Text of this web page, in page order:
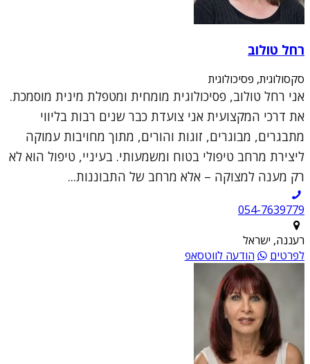
רחל טולוב
סקסולוגית, פסיכולוגית
אני רחל טולוב, פסיכולוגית מומחית ומטפלת מינית מוסמכת.
את דרכי המקצועית אני צועדת כבר שנים רבות בליווי
מתבגרים, מבוגרים, זוגות והורים, מתוך מחויבות עמוקה
ליצירת מרחב טיפולי בטוח ומשמעותי. בעיניי, טיפול הוא לא
רק מענה למצוקה – אלא מרחב של התבוננות...
054-7639779
רעננה, ישראל
לפרטים
הודעה לווטסאפ